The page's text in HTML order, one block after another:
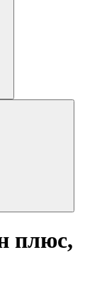
плюс,